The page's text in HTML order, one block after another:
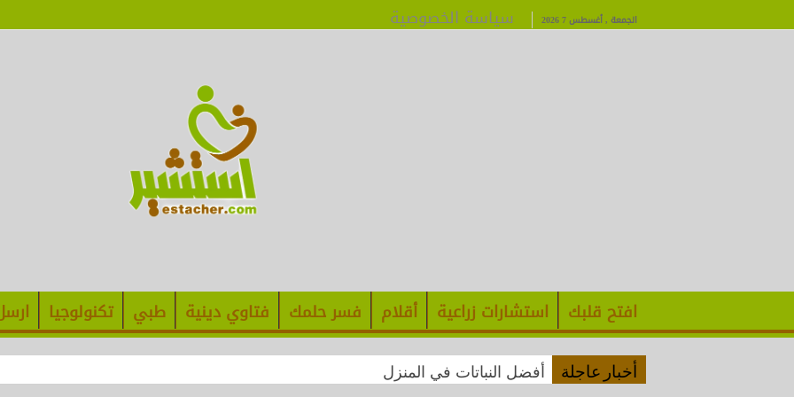
الجمعة , أغسطس 7 2026 سياسة الخصوصية
افتح قلبك استشارات زراعية أقلام فسر حلمك فتاوي دينية طبي تكنولوجيا
أخبار عاجلة أفضل النباتات في المنزل